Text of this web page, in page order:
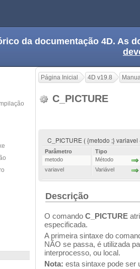
da documentação 4D. As
Página Inicial 4D v19.8
C_PICTURE
C_PICTURE ( {metodo ;}
Parâmetro
Tipo
metodo
Método
variavel
Variável
Descrição
O comando C_PICTURE
especificada.
A primeira sintaxe do
NÃO se passa, é utilizada
interprocesso, ou local.
Nota: esta sintaxe pode ser